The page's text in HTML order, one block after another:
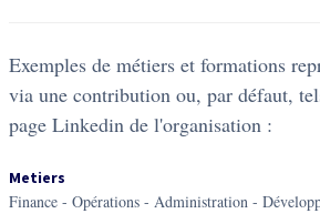
Exemples de métiers et formations
via une contribution ou, par défaut,
page Linkedin de l'organisation :
Metiers
Finance - Opérations - Administration -